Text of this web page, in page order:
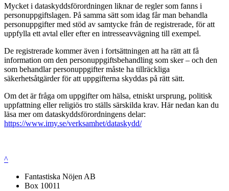
Mycket i dataskyddsförordningen liknar de regler som fanns i
personuppgiftslagen. På samma sätt som idag får man behandla
personuppgifter med stöd av samtycke från de registrerade, för att
uppfylla ett avtal eller efter en intresseavvägning till exempel.
De registrerade kommer även i fortsättningen att ha rätt att få
information om den personuppgiftsbehandling som sker – och den
som behandlar personuppgifter måste ha tillräckliga
säkerhetsåtgärder för att uppgifterna skyddas på rätt sätt.
Om det är fråga om uppgifter om hälsa, etniskt ursprung, politisk
uppfattning eller religiös tro ställs särskilda krav. Här nedan kan du
läsa mer om dataskyddsförordningens delar:
https://www.imy.se/verksamhet/dataskydd/
^
Fantastiska Nöjen AB
Box 10011